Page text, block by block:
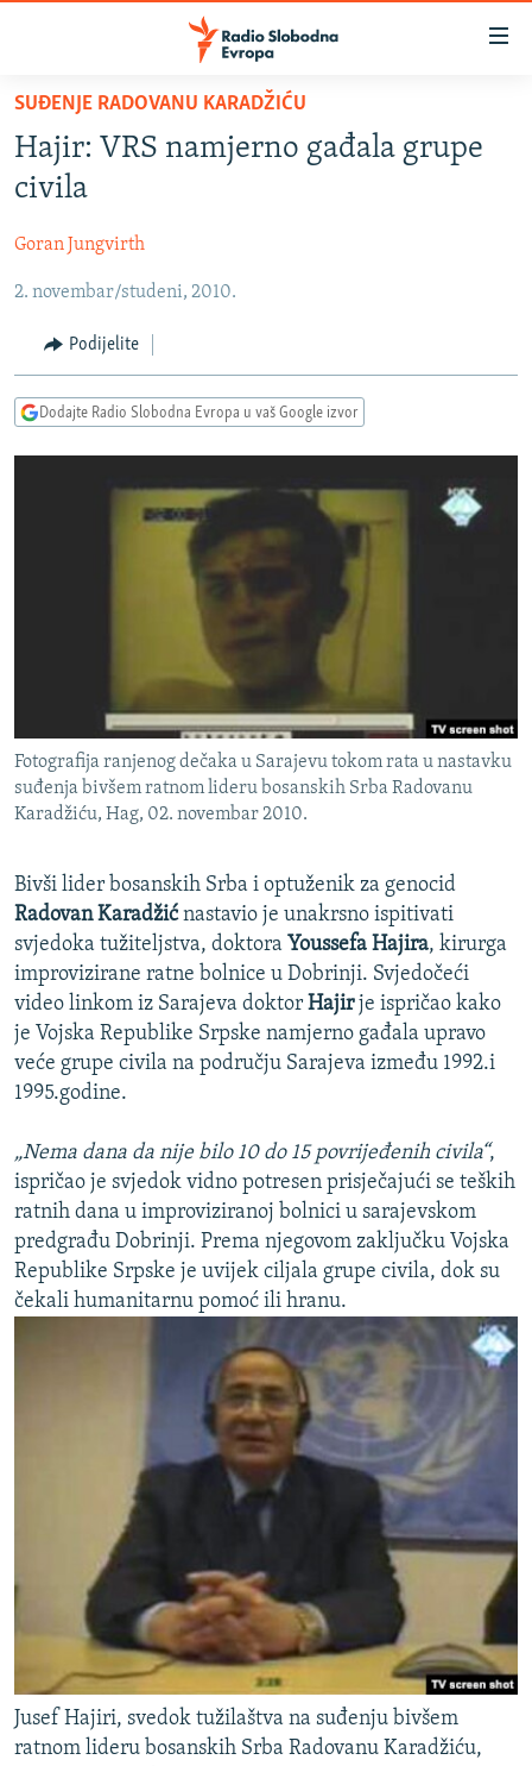
Pređite
glavni
sadržaj
na
navigaciju
Pređite
pretragu
BOSNA I HERCEGOVINA
KOSOVO
CRNA GORA
VIZUELNO
FOTOGALERIJE
PODCASTI
RAT U UKRAJINI
RSE PRIČE IZ SVIJETA
VIŠE OD NASLOVA
GENOCID U SREBRENICI
POPLAVE I KLIZIŠTA U BIH 2024.
TV LIBERTY
TRI DECENIJE OD RATA U BIH
SVE KARTE DEJTONA
NASTANAK I RASPAD JUGOSLAVIJE
Sve RFE/RL stranice
SUĐENJE RADOVANU KARADŽIĆU
Hajir: VRS namjerno gađala grupe
civila
Goran Jungvirth
2. novembar/studeni, 2010.
Podijelite
Dodajte Radio Slobodna Evropa u vaš Google izvor
Fotografija ranjenog dečaka u Sarajevu tokom rata u nastavku
suđenja bivšem ratnom lideru bosanskih Srba Radovanu
Karadžiću, Hag, 02. novembar 2010.
Bivši lider bosanskih Srba i optuženik za genocid
Radovan Karadžićnastavio je unakrsno ispitivati
svjedoka tužiteljstva, doktora Youssefa Hajira, kirurga
improvizirane ratne bolnice u Dobrinji. Svjedočeći
video linkom iz Sarajeva doktor Hajirje ispričao kako
je Vojska Republike Srpske namjerno gađala upravo
veće grupe civila na području Sarajeva između 1992.i
1995.godine.
„Nema dana da nije bilo 10 do 15 povrijeđenih civila“,
ispričao je svjedok vidno potresen prisječajući se teških
ratnih dana u improviziranoj bolnici u sarajevskom
predgrađu Dobrinji. Prema njegovom zaključku Vojska
Republike Srpske je uvijek ciljala grupe civila, dok su
čekali humanitarnu pomoć ili hranu.
Jusef Hajiri, svedok tužilaštva na suđenju bivšem
ratnom lideru bosanskih Srba Radovanu Karadžiću,